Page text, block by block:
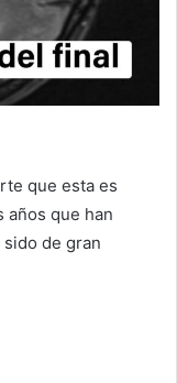
que esta es
años que han
de gran